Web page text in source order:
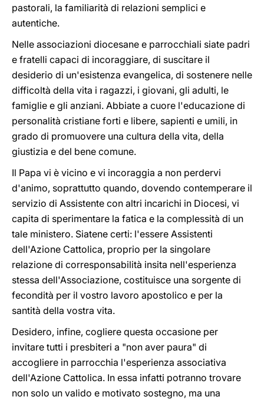
pastorali, la familiarità di relazioni semplici e
autentiche.
Nelle associazioni diocesane e parrocchiali siate padri
e fratelli capaci di incoraggiare, di suscitare il
desiderio di un'esistenza evangelica, di sostenere nelle
difficoltà della vita i ragazzi, i giovani, gli adulti, le
famiglie e gli anziani. Abbiate a cuore l'educazione di
personalità cristiane forti e libere, sapienti e umili, in
grado di promuovere una cultura della vita, della
giustizia e del bene comune.
Il Papa vi è vicino e vi incoraggia a non perdervi
d'animo, soprattutto quando, dovendo contemperare il
servizio di Assistente con altri incarichi in Diocesi, vi
capita di sperimentare la fatica e la complessità di un
tale ministero. Siatene certi: l'essere Assistenti
dell'Azione Cattolica, proprio per la singolare
relazione di corresponsabilità insita nell'esperienza
stessa dell'Associazione, costituisce una sorgente di
fecondità per il vostro lavoro apostolico e per la
santità della vostra vita.
Desidero, infine, cogliere questa occasione per
invitare tutti i presbiteri a "non aver paura" di
accogliere in parrocchia l'esperienza associativa
dell'Azione Cattolica. In essa infatti potranno trovare
non solo un valido e motivato sostegno, ma una